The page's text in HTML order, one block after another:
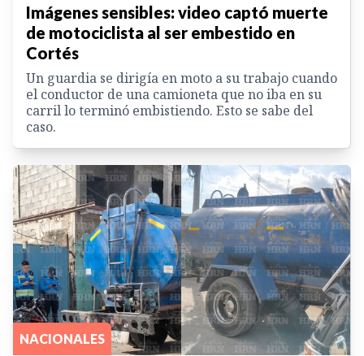
Imágenes sensibles: video captó muerte
de motociclista al ser embestido en
Cortés
Un guardia se dirigía en moto a su trabajo cuando
el conductor de una camioneta que no iba en su
carril lo terminó embistiendo. Esto se sabe del
caso.
NACIONALES